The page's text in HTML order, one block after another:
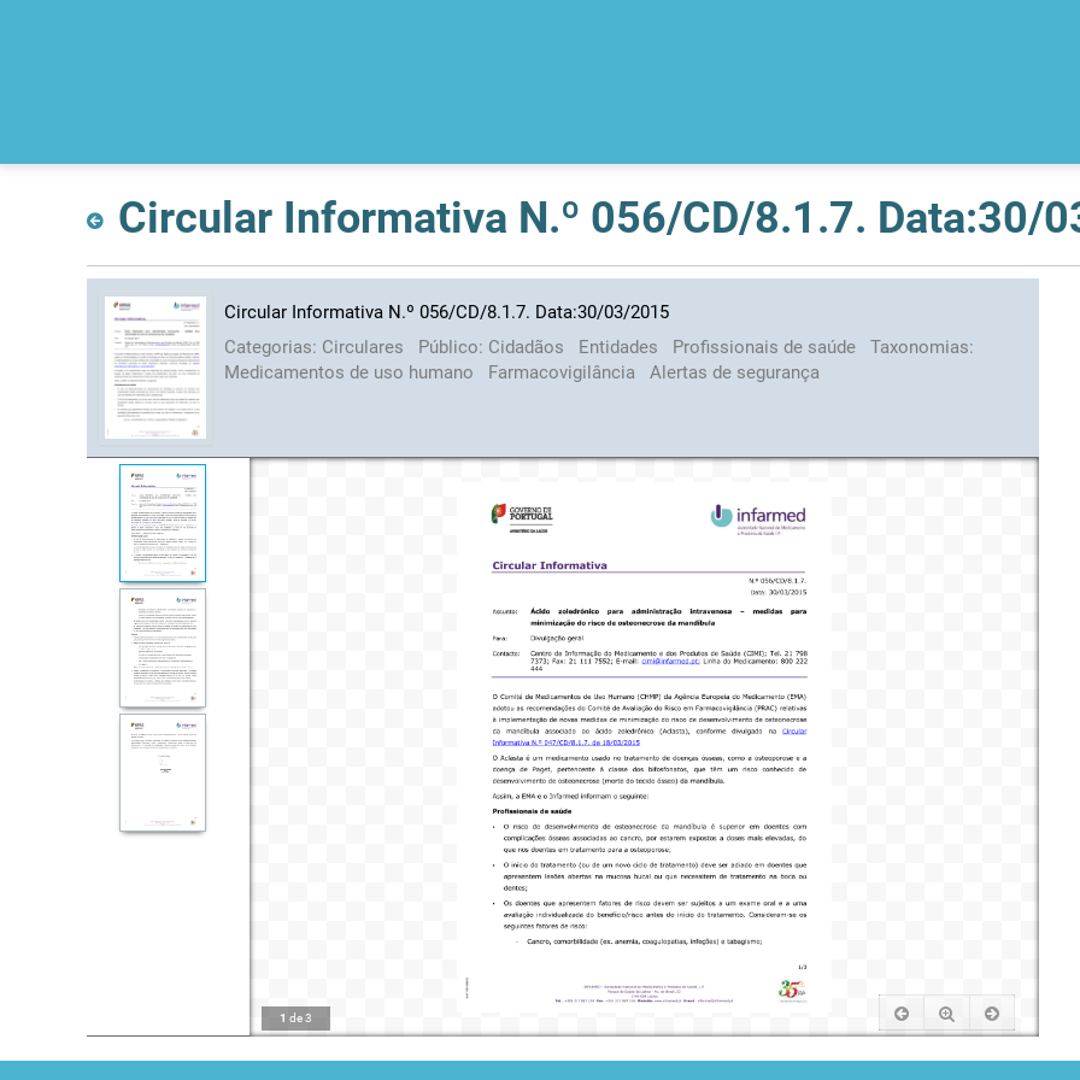
Circular Informativa N.º 056/CD/8.1.7. Data:30/
Circular Informativa N.º 056/CD/8.1.7. Data:30/03/2015
Categorias: Circulares Público: Cidadãos Entidades Profissionais de saúde
Taxonomias:
Medicamentos de uso humano
Farmacovigilância Alertas de segurança
1 de3